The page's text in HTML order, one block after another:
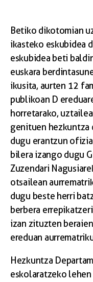
Betiko dikotomian
ikasteko eskubidea
eskubidea beti
euskara
ikusita, aurten 12
publikoan D
horretarako,
genituen hezkuntza
dugu erantzun
bilera izango dugu
Zuzendari
otsailean
dugu beste herri
berbera
izan zituzten
ereduan
Hezkuntza
eskolaratzeko